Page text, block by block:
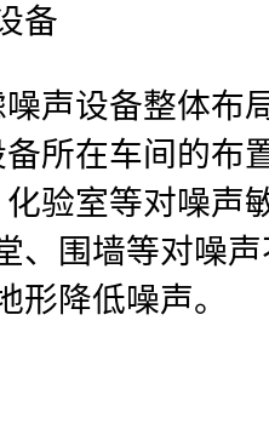
备
声设备整体布
所在车间的布
验室等对噪声
、围墙等对噪
形降低噪声。